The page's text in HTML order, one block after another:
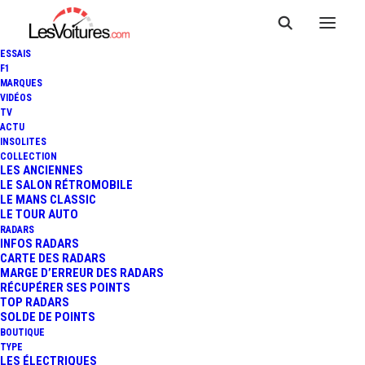
ESSAIS
F1
MARQUES
VIDÉOS
TV
ACTU
INSOLITES
COLLECTION
LES ANCIENNES
LE SALON RÉTROMOBILE
LE MANS CLASSIC
LE TOUR AUTO
RADARS
INFOS RADARS
CARTE DES RADARS
MARGE D’ERREUR DES RADARS
RÉCUPÉRER SES POINTS
TOP RADARS
SOLDE DE POINTS
BOUTIQUE
TYPE
LES ÉLECTRIQUES
13 mars 2020
MA PEUGEOT RÉNOVÉE